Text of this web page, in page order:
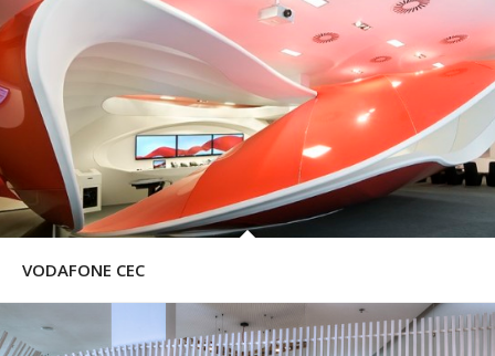
VODAFONE CEC